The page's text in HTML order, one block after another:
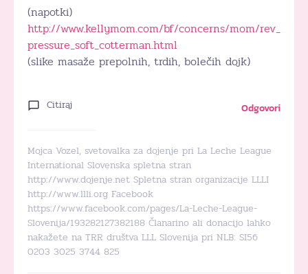
(napotki)
http://www.kellymom.com/bf/concerns/mom/rev_
pressure_soft_cotterman.html
(slike masaže prepolnih, trdih, bolečih dojk)
Citiraj Odgovori
Mojca Vozel, svetovalka za dojenje pri La Leche League
International Slovenska spletna stran
http://www.dojenje.net Spletna stran organizacije LLLI
http://www.llli.org Facebook
https://www.facebook.com/pages/La-Leche-League-
Slovenija/193282127382188 Članarino ali donacijo lahko
nakažete na TRR društva LLL Slovenija pri NLB: SI56
0203 3025 3744 825